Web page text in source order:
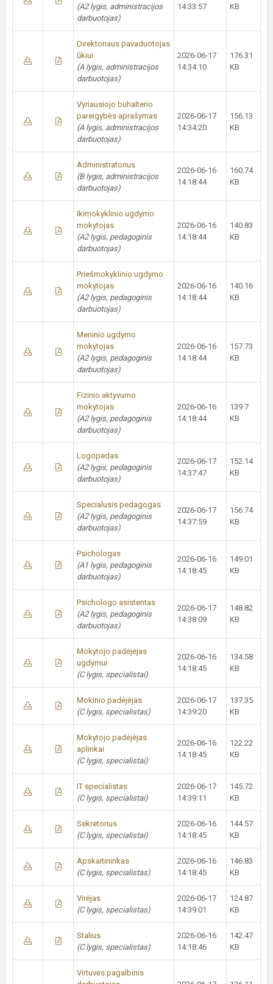
(A2 lygis, administracijos
darbuotojas)
14:33:57
KB
Direktoriaus pavaduotojas
ūkiui
(A lygis, administracijos
darbuotojas)
2026-06-17
14:34:10
176.31
KB
Vyriausiojo buhalterio
pareigybės aprašymas
(A lygis, administracijos
darbuotojas)
2026-06-17
14:34:20
156.13
KB
Administratorius
(B lygis, administracijos
darbuotojas)
2026-06-16
14:18:44
160.74
KB
Ikimokyklinio ugdymo
mokytojas
(A2 lygis, pedagoginis
darbuotojas)
2026-06-16
14:18:44
140.83
KB
Priešmokyklinio ugdymo
mokytojas
(A2 lygis, pedagoginis
darbuotojas)
2026-06-16
14:18:44
140.16
KB
Meninio ugdymo
mokytojas
(A2 lygis, pedagoginis
darbuotojas)
2026-06-16
14:18:44
157.73
KB
Fizinio aktyvumo
mokytojas
(A2 lygis, pedagoginis
darbuotojas)
2026-06-16
14:18:44
139.7
KB
Logopedas
(A2 lygis, pedagoginis
darbuotojas)
2026-06-17
14:37:47
152.14
KB
Specialusis pedagogas
(A2 lygis, pedagoginis
darbuotojas)
2026-06-17
14:37:59
156.74
KB
Psichologas
(A1 lygis, pedagoginis
darbuotojas)
2026-06-16
14:18:45
149.01
KB
Psichologo asistentas
(A2 lygis, pedagoginis
darbuotojas)
2026-06-17
14:38:09
148.82
KB
Mokytojo padėjėjas
ugdymui
(C lygis, specialistai)
2026-06-16
14:18:45
134.58
KB
Mokinio padėjėjas
(C lygis, specialistas)
2026-06-17
14:39:20
137.35
KB
Mokytojo padėjėjas
aplinkai
(C lygis, specialistai)
2026-06-16
14:18:45
122.22
KB
IT specialistas
(C lygis, specialistai)
2026-06-17
14:39:11
145.72
KB
Sekretorius
(C lygis, specialistai)
2026-06-16
14:18:45
144.57
KB
Apskaitininkas
(C lygis, specialistas)
2026-06-16
14:18:45
146.83
KB
Virėjas
(C lygis, specialistas)
2026-06-17
14:39:01
124.87
KB
Stalius
(C lygis, specialistas)
2026-06-16
14:18:46
142.47
KB
Virtuvės pagalbinis